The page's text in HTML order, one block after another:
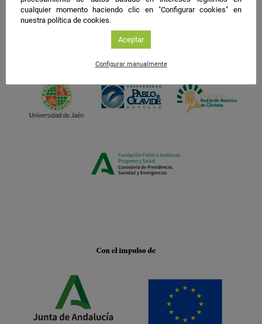
cualquier momento haciendo clic en "Configurar cookies" en
nuestra política de cookies.
Aceptar
Configurar manualmente